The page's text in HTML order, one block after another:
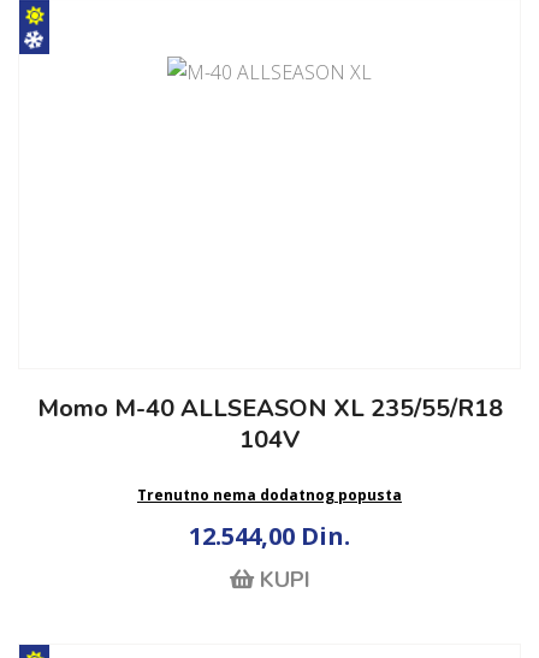
Momo M-40 ALLSEASON XL 235/55/R18
104V
Trenutno nema dodatnog popusta
12.544,00 Din.
KUPI